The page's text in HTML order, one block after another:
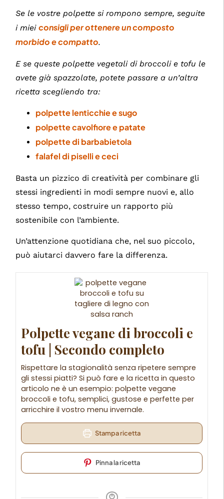
Se le vostre polpette si rompono sempre, seguite
i mieiconsigli per ottenere un composto
morbido e compatto.
E se queste polpette vegetali di broccoli e tofu le
avete già spazzolate, potete passare a un’altra
ricetta scegliendo tra:
polpette lenticchie e sugo
polpette cavolfiore e patate
polpette di barbabietola
falafel di piselli e ceci
Basta un pizzico di creatività per combinare gli
stessi ingredienti in modi sempre nuovi e, allo
stesso tempo, costruire un rapporto più
sostenibile con l’ambiente.
Un’attenzione quotidiana che, nel suo piccolo,
può aiutarci davvero fare la differenza.
Polpette vegane di broccoli e
tofu | Secondo completo
Rispettare la stagionalità senza ripetere sempre
gli stessi piatti? Si può fare e la ricetta in questo
articolo ne è un esempio: polpette vegane
broccoli e tofu, semplici, gustose e perfette per
arricchire il vostro menu invernale.
Stampa ricetta
Pinna la ricetta